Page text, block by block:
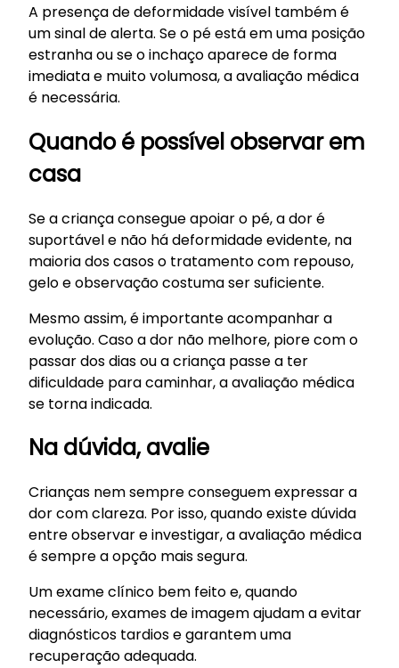
A presença de deformidade visível também é
um sinal de alerta. Se o pé está em uma posição
estranha ou se o inchaço aparece de forma
imediata e muito volumosa, a avaliação médica
é necessária.
Quando é possível observar em
casa
Se a criança consegue apoiar o pé, a dor é
suportável e não há deformidade evidente, na
maioria dos casos o tratamento com repouso,
gelo e observação costuma ser suficiente.
Mesmo assim, é importante acompanhar a
evolução. Caso a dor não melhore, piore com o
passar dos dias ou a criança passe a ter
dificuldade para caminhar, a avaliação médica
se torna indicada.
Na dúvida, avalie
Crianças nem sempre conseguem expressar a
dor com clareza. Por isso, quando existe dúvida
entre observar e investigar, a avaliação médica
é sempre a opção mais segura.
Um exame clínico bem feito e, quando
necessário, exames de imagem ajudam a evitar
diagnósticos tardios e garantem uma
recuperação adequada.